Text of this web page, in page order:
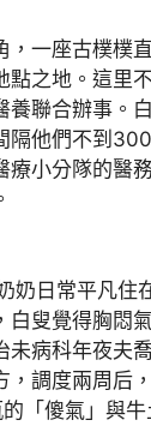
一座古樸樸直
點之地。這里
養聯合辦事。
隔他們不到
療小分隊的醫
日常平凡住
白叟覺得胸悶
未病科年夜夫
，調度兩周后
「傻氣」與